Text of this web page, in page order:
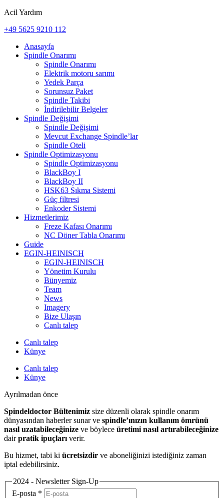
Acil Yardım
+49 5625 9210 112
Anasayfa
Spindle Onarımı
Spindle Onarımı
Elektrik motoru sarımı
Yedek Parça
Sorunsuz Paket
Spindle Takibi
İndirilebilir Belgeler
Spindle Değişimi
Spindle Değişimi
Mevcut Exchange Spindle’lar
Spindle Oteli
Spindle Optimizasyonu
Spindle Optimizasyonu
BlackBoy I
BlackBoy II
HSK63 Sıkma Sistemi
Güç filtresi
Enkoder Sistemi
Hizmetlerimiz
Freze Kafası Onarımı
NC Döner Tabla Onarımı
Guide
EGIN-HEINISCH
EGIN-HEINISCH
Yönetim Kurulu
Bünyemiz
Team
News
Imagery
Bize Ulaşın
Canlı talep
Canlı talep
Künye
Canlı talep
Künye
Ayrılmadan önce
Spindeldoctor Bültenimiz size düzenli olarak spindle onarım
dünyasından haberler sunar ve spindle’ınızın kullanım ömrünü
nasıl uzatabileceğinize ve böylece üretimi nasıl artırabileceğinize
dairpratik ipuçları verir.
Bu hizmet, tabi ki ücretsizdir ve aboneliğinizi istediğiniz zaman
iptal edebilirsiniz.
2024 - Newsletter Sign-Up
E-posta *